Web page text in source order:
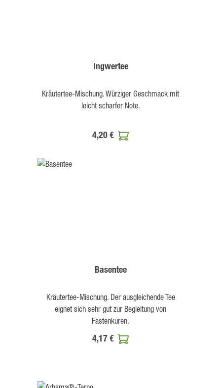
Ingwertee
Kräutertee-Mischung. Würziger Geschmack mit
leicht scharfer Note.
4,20 €
Basentee
Kräutertee-Mischung. Der ausgleichende Tee
eignet sich sehr gut zur Begleitung von
Fastenkuren.
4,17 €